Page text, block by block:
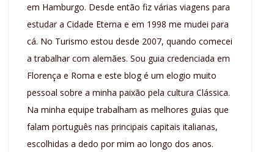
em Hamburgo. Desde então fiz várias viagens para
estudar a Cidade Eterna e em 1998 me mudei para
cá. No Turismo estou desde 2007, quando comecei
a trabalhar com alemães. Sou guia credenciada em
Florença e Roma e este blog é um elogio muito
pessoal sobre a minha paixão pela cultura Clássica.
Na minha equipe trabalham as melhores guias que
falam português nas principais capitais italianas,
escolhidas a dedo por mim ao longo dos anos.